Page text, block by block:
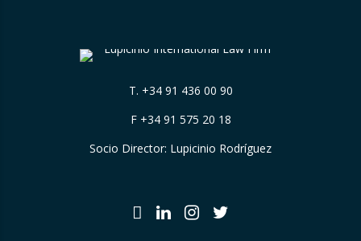
T. +34 91 436 00 90
F +34 91 575 20 18
Socio Director: Lupicinio Rodríguez